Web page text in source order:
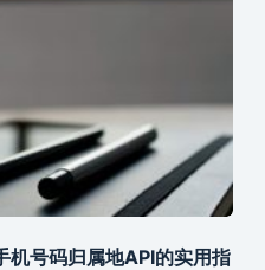
机号码归属地API的实用指